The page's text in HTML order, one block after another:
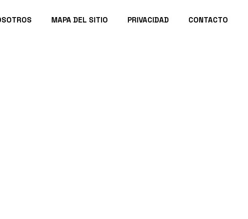
MAPA DEL SITIO PRIVACIDAD CONTACTO